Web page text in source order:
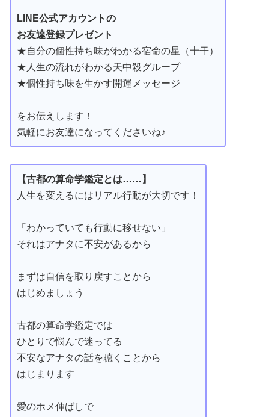
LINE公式アカウントの
お友達登録プレゼント
★自分の個性持ち味がわかる宿命の星（十干）
★人生の流れがわかる天中殺グループ
★個性持ち味を生かす開運メッセージ
をお伝えします！
気軽にお友達になってくださいね♪
【古都の算命学鑑定とは……】
人生を変えるにはリアル行動が大切です！
「わかっていても行動に移せない」
それはアナタに不安があるから
まずは自信を取り戻すことから
はじめましょう
古都の算命学鑑定では
ひとりで悩んで迷ってる
不安なアナタの話を聴くことから
はじまります
愛のホメ伸ばしで